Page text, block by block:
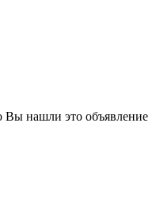
Вы нашли это объявление